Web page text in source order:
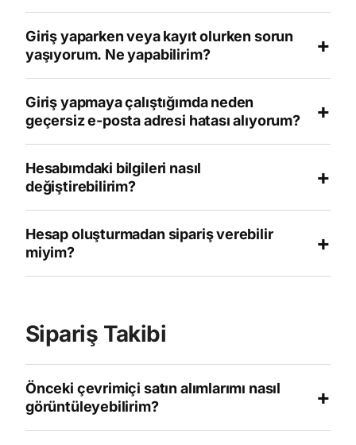
Giriş yaparken veya kayıt olurken sorun
yaşıyorum. Ne yapabilirim?
+
Giriş yapmaya çalıştığımda neden
geçersiz e-posta adresi hatası alıyorum?
+
Hesabımdaki bilgileri nasıl
değiştirebilirim?
+
Hesap oluşturmadan sipariş verebilir
miyim?
+
Sipariş Takibi
Önceki çevrimiçi satın alımlarımı nasıl
görüntüleyebilirim?
+